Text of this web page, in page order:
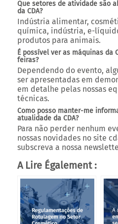
produtos para animais.
É possível ver as máquinas da
feiras?
Dependendo do evento,
ser apresentadas em
em detalhe pelas nossas
técnicas.
Como posso manter-me
atualidade da CDA?
Para não perder nenhum
nossas novidades no site
subscreva a nossa
A Lire Également :